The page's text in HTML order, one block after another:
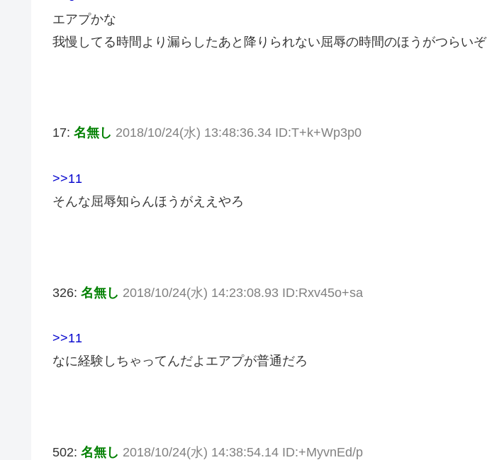
エアプかな
我慢してる時間より漏らしたあと降りられない屈辱の時間のほうがつらいぞ
17: 名無し 2018/10/24(水) 13:48:36.34 ID:T+k+Wp3p0
>>11
そんな屈辱知らんほうがええやろ
326: 名無し 2018/10/24(水) 14:23:08.93 ID:Rxv45o+sa
>>11
なに経験しちゃってんだよエアプが普通だろ
502: 名無し 2018/10/24(水) 14:38:54.14 ID:+MyvnEd/p